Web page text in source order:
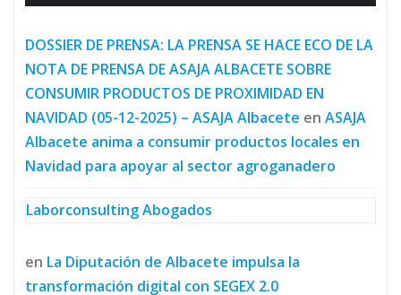
DOSSIER DE PRENSA: LA PRENSA SE HACE ECO DE LA
NOTA DE PRENSA DE ASAJA ALBACETE SOBRE
CONSUMIR PRODUCTOS DE PROXIMIDAD EN
NAVIDAD (05-12-2025) – ASAJA Albacete en ASAJA
Albacete anima a consumir productos locales en
Navidad para apoyar al sector agroganadero
Laborconsulting Abogados
en La Diputación de Albacete impulsa la
transformación digital con SEGEX 2.0